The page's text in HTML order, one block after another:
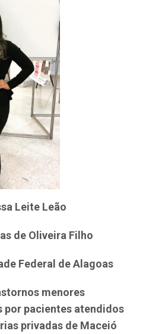
Leite Leão
de Oliveira Filho
Federal de Alagoas
menores
pacientes atendidos
privadas de Maceió